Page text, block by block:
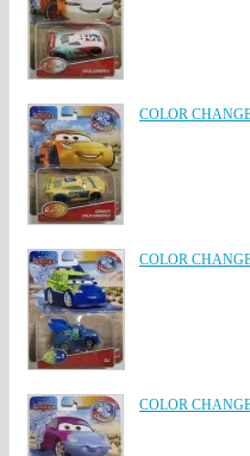
COLOR
COLOR
COLOR